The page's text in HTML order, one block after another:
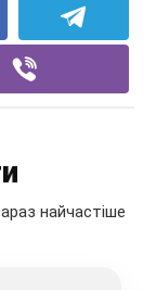
найчастіше